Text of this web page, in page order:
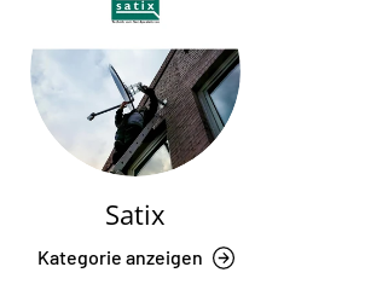
Satix
Kategorie anzeigen